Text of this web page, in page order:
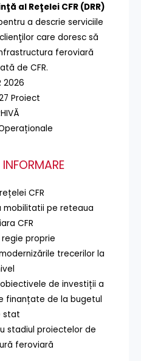
al Reţelei CFR (DRR)
a descrie serviciile
care doresc să
feroviară
de CFR.
2026
Proiect
CFR
pe reteaua
CFR
proprie
trecerilor la
de investiții a
finanțate de la bugetul
stat
stadiul proiectelor de
feroviară